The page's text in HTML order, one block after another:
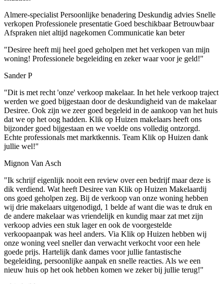
Almere-specialistPersoonlijke benadering Deskundig advies Snelle
verkopen Professionele presentatie Goed beschikbaarBetrouwbaar
Afspraken niet altijd nagekomen Communicatie kan beter
"Desiree heeft mij heel goed geholpen met het verkopen van mijn
woning! Professionele begeleiding en zeker waar voor je geld!"
Sander P
"Dit is met recht 'onze' verkoop makelaar. In het hele verkoop traject
werden we goed bijgestaan door de deskundigheid van de makelaar
Desiree. Ook zijn we zeer goed begeleid in de aankoop van het huis
dat we op het oog hadden. Klik op Huizen makelaars heeft ons
bijzonder goed bijgestaan en we voelde ons volledig ontzorgd.
Echte professionals met marktkennis. Team Klik op Huizen dank
jullie wel!"
Mignon Van Asch
"Ik schrijf eigenlijk nooit een review over een bedrijf maar deze is
dik verdiend. Wat heeft Desiree van Klik op Huizen Makelaardij
ons goed geholpen zeg. Bij de verkoop van onze woning hebben
wij drie makelaars uitgenodigd, 1 belde af want die was te druk en
de andere makelaar was vriendelijk en kundig maar zat met zijn
verkoop advies een stuk lager en ook de voorgestelde
verkoopaanpak was heel anders. Via Klik op Huizen hebben wij
onze woning veel sneller dan verwacht verkocht voor een hele
goede prijs. Hartelijk dank dames voor jullie fantastische
begeleiding, persoonlijke aanpak en snelle reacties. Als we een
nieuw huis op het ook hebben komen we zeker bij jullie terug!"